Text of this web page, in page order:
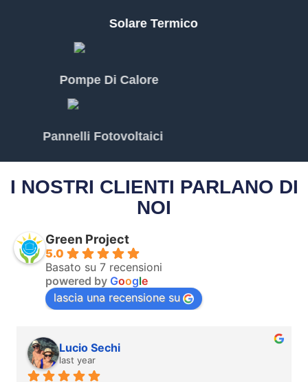
Solare Termico
Pompe Di Calore
Pannelli Fotovoltaici
I NOSTRI CLIENTI PARLANO DI
NOI
Green Project
5.0
Basato su 7 recensioni
powered by Google
lascia una recensione su
Lucio Sechi
last year